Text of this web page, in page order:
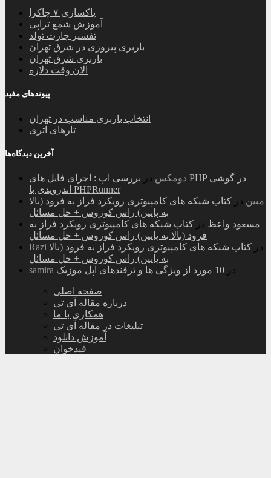
پاکسازی ۷ چاکرا
آموزش شمع تراپی
تفسیر چارت تولد
باربری پیروزی در شرق تهران
باربری شرق تهران
الان وقت دلاره
پیوندهای مفید
انتخاب باربری مناسب در تهران
تارهای اتری
آخرین دیدگاه‌ها
دومکس در بررسی اپ : اجرای فایل های PHP در گوشی
اندرویدی با PHPRunner
مبین در کتاب شبکه های کامپیوتری رویکرد فراز به فرود (بالا
به پایین) راس کوروس + حل مسائل
مسعود واعظ در کتاب شبکه های کامپیوتری رویکرد فراز به
فرود (بالا به پایین) راس کوروس + حل مسائل
Razi
در کتاب شبکه های کامپیوتری رویکرد فراز به فرود (بالا
به پایین) راس کوروس + حل مسائل
samira
در 10 مورد از ویژگی ها و ترفندهای اپل موزیک
صفحه اصلی
درباره مقاله آی تی
همکاری با ما
تبلیغات در مقاله آی تی
آموزش دانلود
فیدخوان